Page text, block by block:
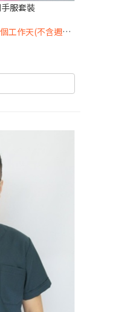
服套裝
週六日及國定假日)